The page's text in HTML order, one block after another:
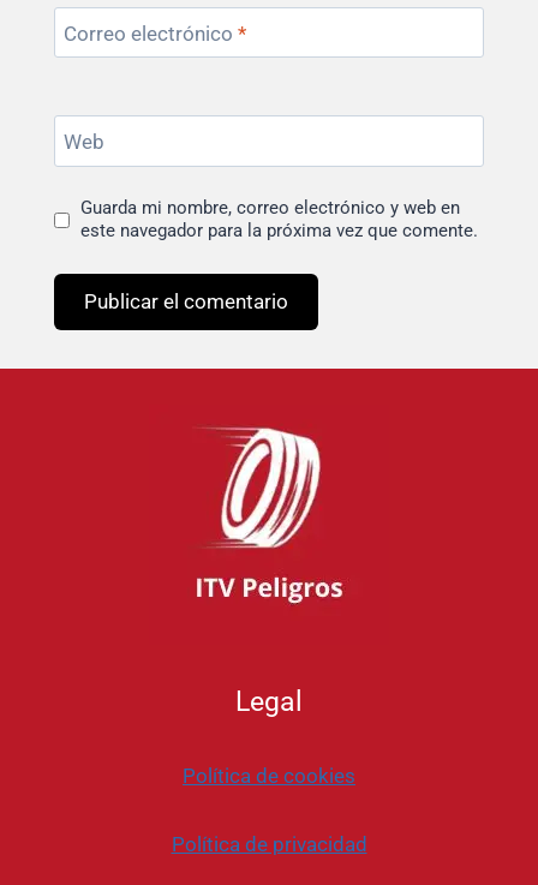
Correo electrónico*
Web
Guarda mi nombre, correo electrónico y web en
este navegador para la próxima vez que comente.
Legal
Política de cookies
Política de privacidad